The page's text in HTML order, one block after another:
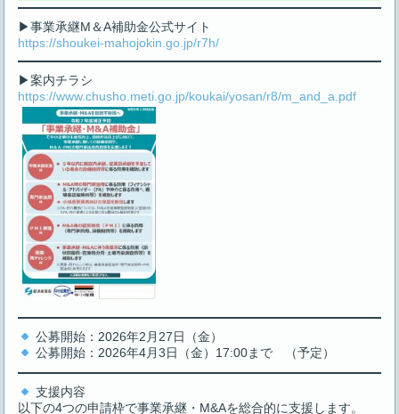
▶事業承継M＆A補助金公式サイト
https://shoukei-mahojokin.go.jp/r7h/
▶案内チラシ
https://www.chusho.meti.go.jp/koukai/yosan/r8/m_and_a.pdf
公募開始：2026年2月27日（金）
公募開始：2026年4月3日（金）17:00まで （予定）
支援内容
以下の4つの申請枠で事業承継・M&Aを総合的に支援します。